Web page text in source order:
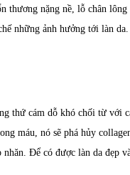
thương nặng nề, lỗ chân
những ảnh hưởng tới làn da.
thứ cám dỗ khó chối từ với
máu, nó sẽ phá hủy
Để có được làn da đẹp